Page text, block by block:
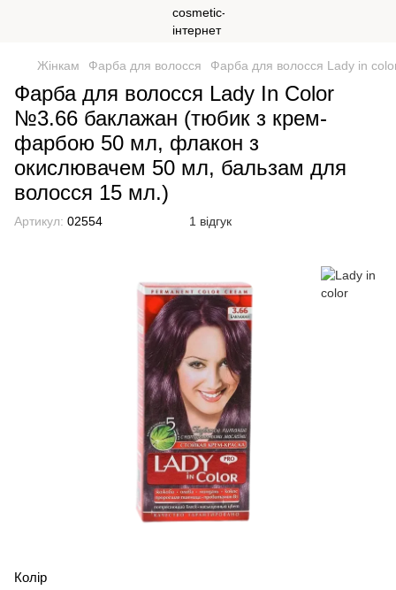
Жінкам Фарба для волосся Фарба для волосся Lady in
Фарба для волосся Lady Іn Сolor
№3.66 баклажан (тюбик з крем-
фарбою 50 мл, флакон з
окислювачем 50 мл, бальзам для
волосся 15 мл.)
Артикул: 02554 1 відгук
Колір